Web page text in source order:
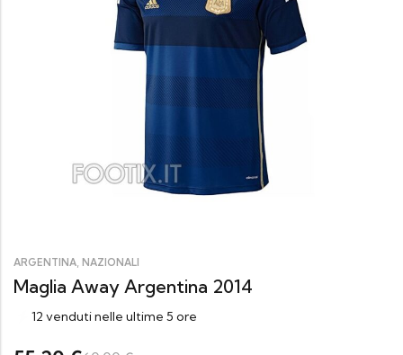
ARGENTINA, NAZIONALI
Maglia Away Argentina 2014
12 venduti nelle ultime 5 ore